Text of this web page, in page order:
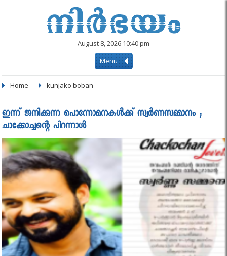
August 8, 2026 10:40 pm
Menu
Home kunjako boban
ഇന്ന് ജനിക്കുന്ന പൊന്നോമനകള്‍ക്ക് സ്വര്‍ണസമ്മാനം ;
ചാക്കോച്ചന്റെ പിറന്നാള്‍